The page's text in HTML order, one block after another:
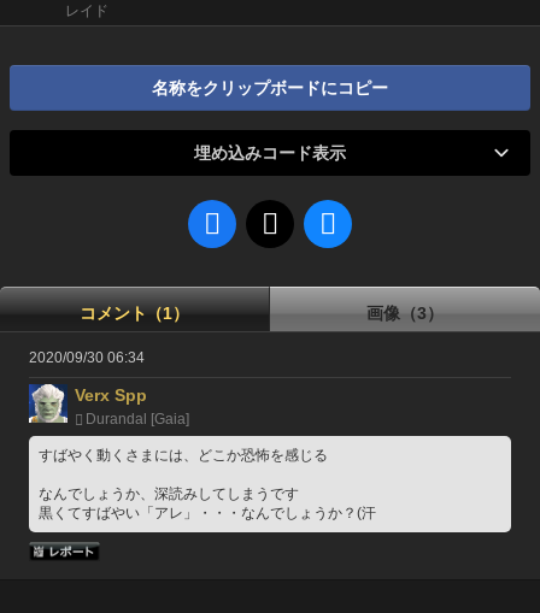
レイド
名称をクリップボードにコピー
埋め込みコード表示
コメント（1） 画像（3）
2020/09/30 06:34
Verx Spp
Durandal [Gaia]
すばやく動くさまには、どこか恐怖を感じる
なんでしょうか、深読みしてしまうです
黒くてすばやい「アレ」・・・なんでしょうか？(汗